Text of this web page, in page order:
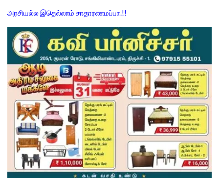
அரசியல்ல இதெல்லாம் சாதாரணமப்பா.!!